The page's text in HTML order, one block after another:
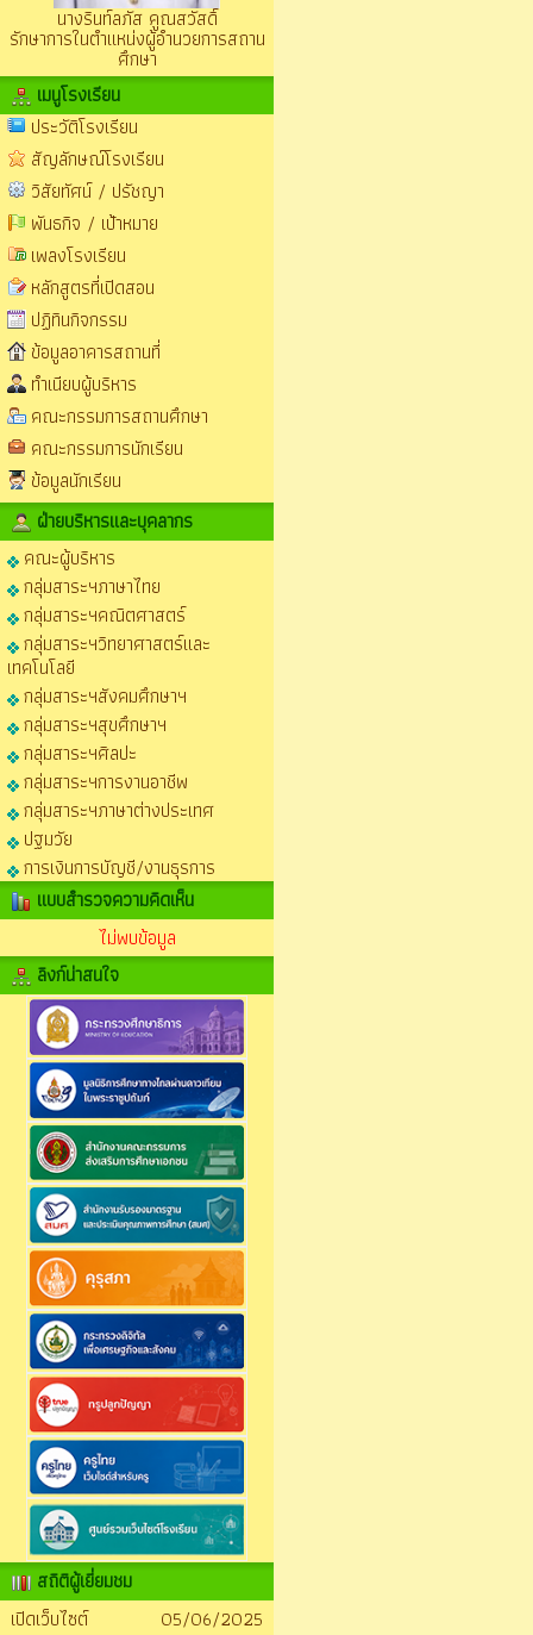
นางรินท์ลภัส คูณสวัสดิ์
รักษาการในตำแหน่งผู้อำนวยการสถาน
ศึกษา
เมนูโรงเรียน
ประวัติโรงเรียน
สัญลักษณ์โรงเรียน
วิสัยทัศน์ / ปรัชญา
พันธกิจ / เป้าหมาย
เพลงโรงเรียน
หลักสูตรที่เปิดสอน
ปฏิทินกิจกรรม
ข้อมูลอาคารสถานที่
ทำเนียบผู้บริหาร
คณะกรรมการสถานศึกษา
คณะกรรมการนักเรียน
ข้อมูลนักเรียน
ฝ่ายบริหารและบุคลากร
คณะผู้บริหาร
กลุ่มสาระฯภาษาไทย
กลุ่มสาระฯคณิตศาสตร์
กลุ่มสาระฯวิทยาศาสตร์และ
เทคโนโลยี
กลุ่มสาระฯสังคมศึกษาฯ
กลุ่มสาระฯสุขศึกษาฯ
กลุ่มสาระฯศิลปะ
กลุ่มสาระฯการงานอาชีพ
กลุ่มสาระฯภาษาต่างประเทศ
ปฐมวัย
การเงินการบัญชี/งานธุรการ
แบบสำรวจความคิดเห็น
ไม่พบข้อมูล
ลิงก์น่าสนใจ
สถิติผู้เยี่ยมชม
เปิดเว็บไซต์
05/06/2025